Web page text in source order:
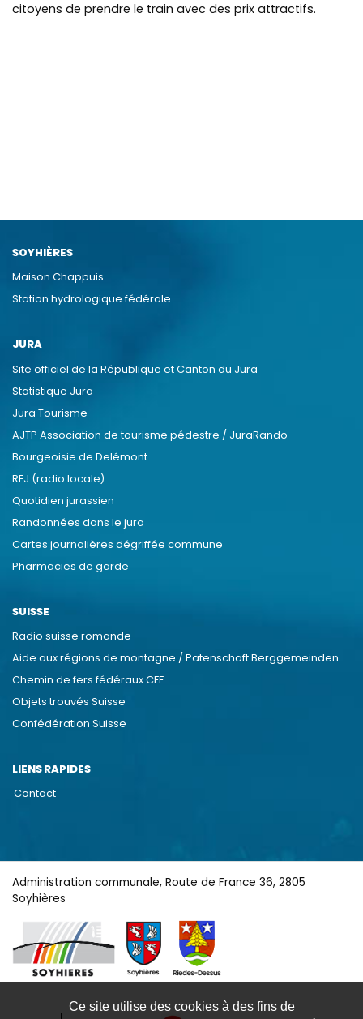
citoyens de prendre le train avec des prix attractifs.
SOYHIÈRES
Maison Chappuis
Station hydrologique fédérale
JURA
Site officiel de la République et Canton du Jura
Statistique Jura
Jura Tourisme
AJTP Association de tourisme pédestre / JuraRando
Bourgeoisie de Delémont
RFJ (radio locale)
Quotidien jurassien
Randonnées dans le jura
Cartes journalières dégriffée commune
Pharmacies de garde
SUISSE
Radio suisse romande
Aide aux régions de montagne / Patenschaft Berggemeinden
Chemin de fers fédéraux CFF
Objets trouvés Suisse
Confédération Suisse
LIENS RAPIDES
Contact
Administration communale, Route de France 36, 2805
Soyhières
Ce site utilise des cookies à des fins de